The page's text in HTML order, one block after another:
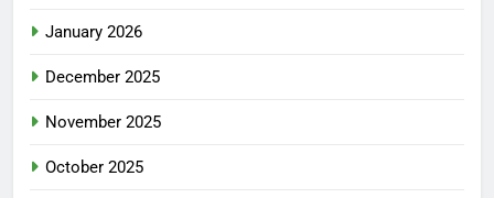
January 2026
December 2025
November 2025
October 2025